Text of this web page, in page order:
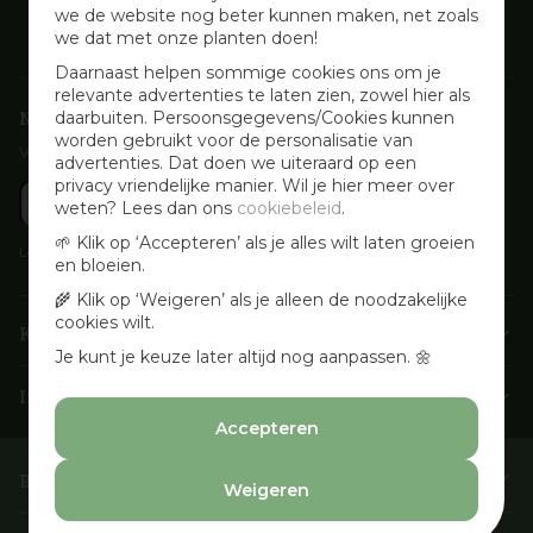
we de website nog beter kunnen maken, net zoals
we dat met onze planten doen!
Daarnaast helpen sommige cookies ons om je
relevante advertenties te laten zien, zowel hier als
daarbuiten. Persoonsgegevens/Cookies kunnen
worden gebruikt voor de personalisatie van
advertenties. Dat doen we uiteraard op een
privacy vriendelijke manier. Wil je hier meer over
weten? Lees dan ons cookiebeleid.
🌱 Klik op ‘Accepteren’ als je alles wilt laten groeien
en bloeien.
🌾 Klik op ‘Weigeren’ als je alleen de noodzakelijke
cookies wilt.
Je kunt je keuze later altijd nog aanpassen. 🌼
Accepteren
Weigeren
Nieuwsbrief aanmelden
Voor wekelijkse aanbiedingen, activiteiten en inspirerende tips
Lees onzePrivacyverklaring
Klantenservice
Info & openingstijden